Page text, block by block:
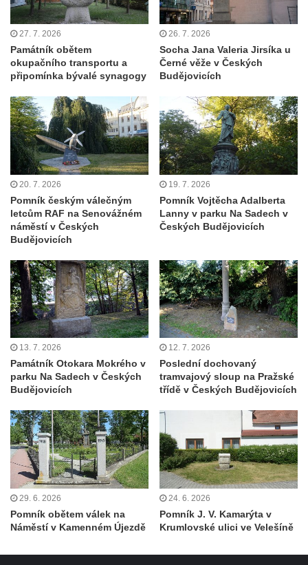
Pamětní deska legionářům na Obecním
úřadě v Kovanicích
Pomník obětem 1. světové války v
Kovanicích
Pamětní deska Rudé armádě na radnici v
Trutnově
Pomník obětem koncentračního tábora na
hřbitově v Rychnově u Jablonce nad Nisou
Pomník pracovního nasazení vězňů
koncentračního tábora v Tovární ulici v
Rychnově u Jablonce nad Nisou
Kenotaf Alfreda Langa na hřbitově v Krásné
u Pěnčína
Kenotaf Emila Posselta na hřbitově v
Krásné u Pěnčína
Kenotaf Edmunda Andera na hřbitově v
Krásné u Pěnčína
Hřbitovní kaple rodiny Fiedler na hřbitově v
Teplicích nad Metují
Teplicích nad Metují
Pomník obětem 2. světové války na hřbitově
v Teplicích nad Metují
Hrob Waltera Hilleho na hřbitově ve Vlčí
Hoře
Kenotaf Oskara Ringelhana na hřbitově v
Benešově nad Ploučnicí
Kenotaf Augusta Michela na hřbitově v
27. 7. 2026
Památník obětem
okupačního transportu a
připomínka bývalé synagogy
26. 7. 2026
Socha Jana Valeria Jirsíka u
Černé věže v Českých
Budějovicích
20. 7. 2026
Pomník českým válečným
letcům RAF na Senovážném
náměstí v Českých
Budějovicích
19. 7. 2026
Pomník Vojtěcha Adalberta
Lanny v parku Na Sadech v
Českých Budějovicích
13. 7. 2026
Památník Otokara Mokrého v
parku Na Sadech v Českých
Budějovicích
12. 7. 2026
Poslední dochovaný
tramvajový sloup na Pražské
třídě v Českých Budějovicích
29. 6. 2026
Pomník obětem válek na
Náměstí v Kamenném Újezdě
24. 6. 2026
Pomník J. V. Kamarýta v
Krumlovské ulici ve Velešíně